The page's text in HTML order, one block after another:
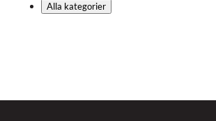
Alla kategorier